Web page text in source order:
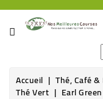
CATÉGORIE
ÉPICERIE
Accueil Thé, Café
Thé Vert Earl